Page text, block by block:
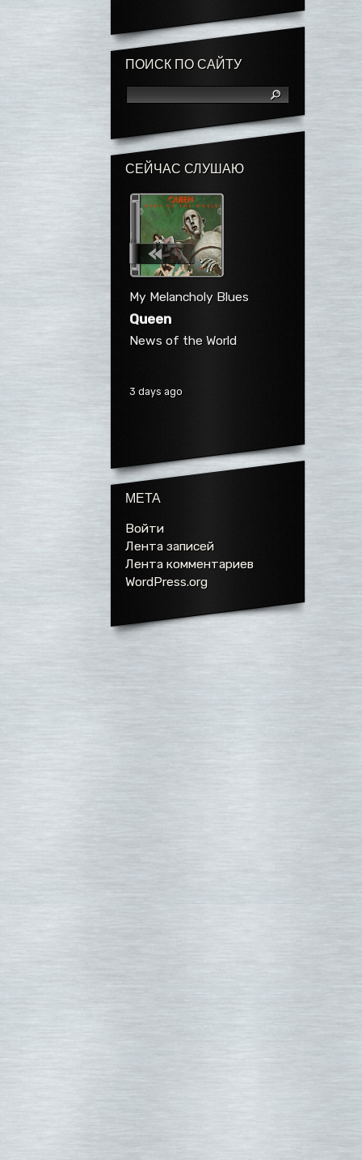
ПОИСК ПО САЙТУ
СЕЙЧАС СЛУШАЮ
My Melancholy Blues
Queen
News of the World
3 days ago
МЕТА
Войти
Лента записей
Лента комментариев
WordPress.org